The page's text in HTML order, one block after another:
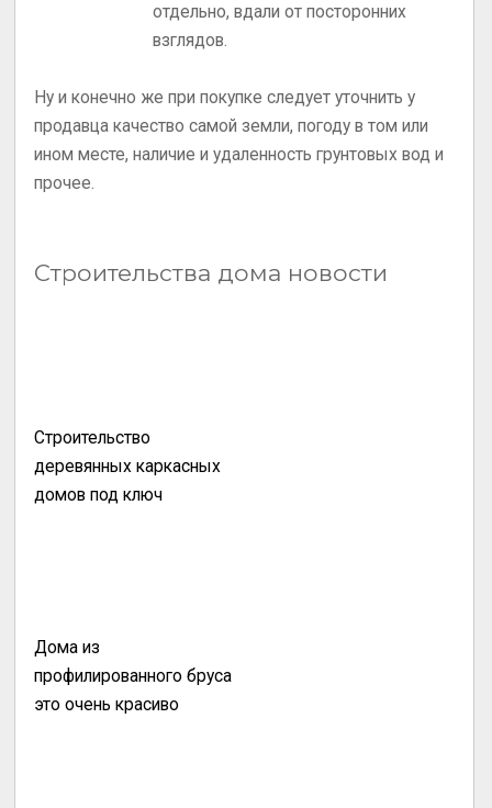
отдельно, вдали от посторонних
взглядов.
Ну и конечно же при покупке следует уточнить у
продавца качество самой земли, погоду в том или
ином месте, наличие и удаленность грунтовых вод и
прочее.
Строительства дома новости
Строительство
деревянных каркасных
домов под ключ
Дома из
профилированного бруса
это очень красиво